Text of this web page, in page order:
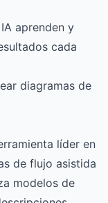
aprenden y
cada
diagramas de
líder en
de flujo asistida
modelos de